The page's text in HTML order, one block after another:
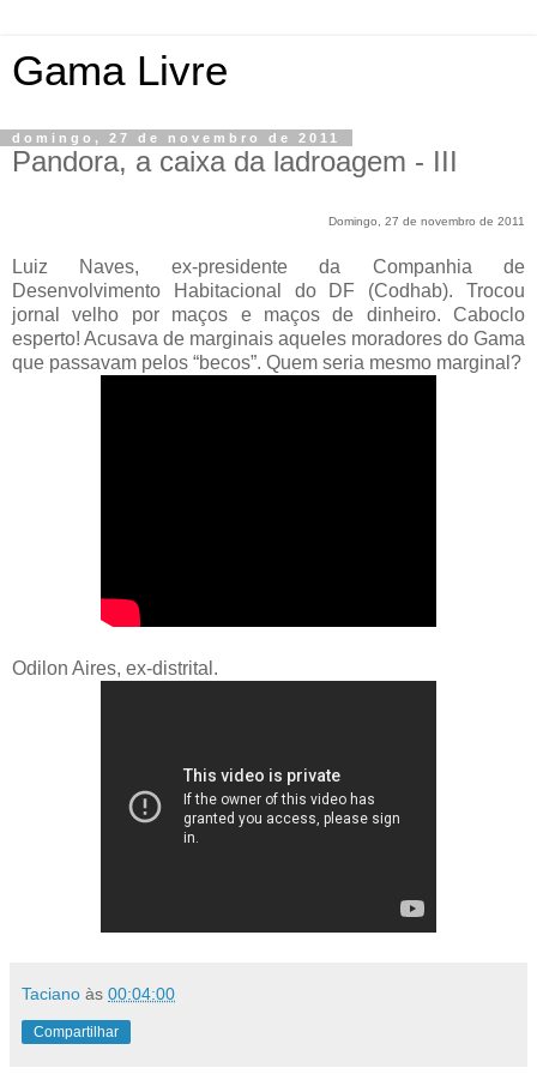
Gama Livre
domingo, 27 de novembro de 2011
Pandora, a caixa da ladroagem - III
Domingo, 27 de novembro de 2011
Luiz Naves, ex-presidente da Companhia de
Desenvolvimento Habitacional do DF (Codhab). Trocou
jornal velho por maços e maços de dinheiro. Caboclo
esperto! Acusava de marginais aqueles moradores do Gama
que passavam pelos “becos”. Quem seria mesmo marginal?
Odilon Aires, ex-distrital.
Taciano às 00:04:00
Compartilhar